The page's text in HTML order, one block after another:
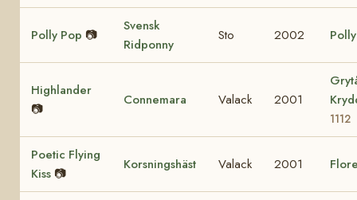
Polly Pop 📷
Svensk
Ridponny
Sto 2002
Highlander
📷
Connemara Valack 2001
1112
Poetic Flying
Kiss 📷
Korsningshäst Valack 2001